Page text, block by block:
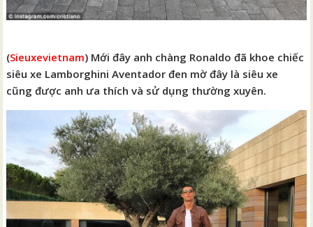
(Sieuxevietnam) Mới đây anh chàng Ronaldo đã khoe chiếc
siêu xe Lamborghini Aventador đen mờ đây là siêu xe
cũng được anh ưa thích và sử dụng thường xuyên.